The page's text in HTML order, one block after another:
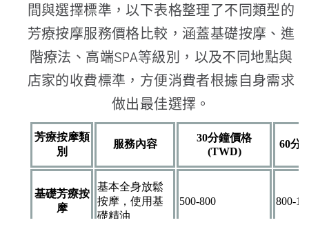
間與選擇標準，以下表格整理了不同類型的
芳療按摩服務價格比較，涵蓋基礎按摩、進
階療法、高端SPA等級別，以及不同地點與
店家的收費標準，方便消費者根據自身需求
做出最佳選擇。